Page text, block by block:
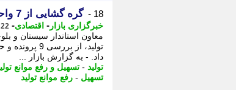
18 - گره گشایی از 7 واحد تولیدی سیستان و بلوچستان در ستاد تسهیل
خبرگزاری بازار - اقتصادی- 22 روز پیش - شنبه 27 تیر 1405، 15:37
معاون استاندار سیستان و
تولید، از
داد. - به گزارش بازار ...
تولید - تسهیل و رفع موانع
تسهیل - رفع موانع تولید